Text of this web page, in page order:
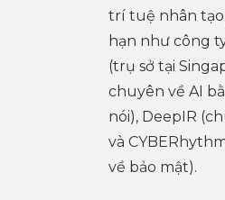
trí tuệ nhân tạo
hạn như công
(trụ sở tại
chuyên về AI
nói), DeepIR
và
về bảo mật).